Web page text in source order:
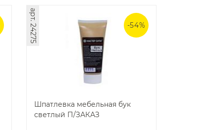
-54%
Шпатлевка мебельная бук
светлый П/ЗАКАЗ
арт. 24275